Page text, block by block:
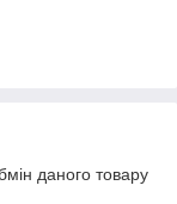
даного товару